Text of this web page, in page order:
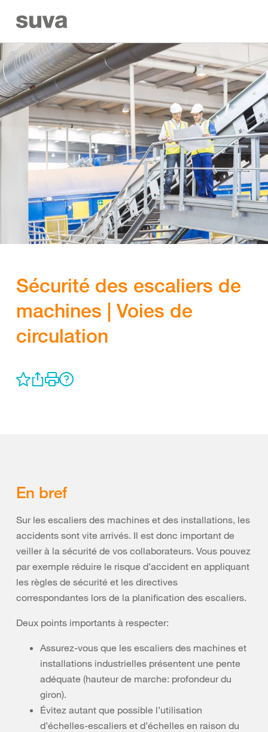
Sécurité des escaliers de
machines | Voies de
circulation
En bref
Sur les escaliers des machines et des installations, les
accidents sont vite arrivés. Il est donc important de
veiller à la sécurité de vos collaborateurs. Vous pouvez
par exemple réduire le risque d’accident en appliquant
les règles de sécurité et les directives
correspondantes lors de la planification des escaliers.
Deux points importants à respecter:
Assurez-vous que les escaliers des machines et
installations industrielles présentent une pente
adéquate (hauteur de marche: profondeur du
giron).
Évitez autant que possible l’utilisation
d’échelles-escaliers et d’échelles en raison du